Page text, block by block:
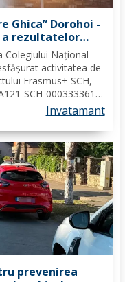
Ghica” Dorohoi -
rezultatelor
2025-1-RO01-
Colegiului Național
activitatea de
Erasmus+ SCH,
SCH-000333361,
Hrab Cristina, și
Invatamant
prevenirea